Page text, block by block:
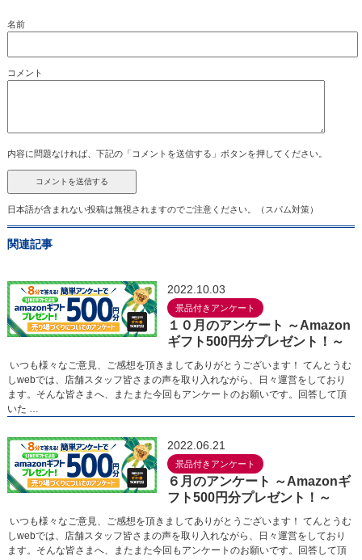
名前
コメント
内容に問題なければ、下記の「コメントを送信する」ボタンを押してください。
日本語が含まれない投稿は無視されますのでご注意ください。（スパム対策）
関連記事
2022.10.03
景品付きアンケート
１０月のアンケート ～Amazon
ギフト500円分プレゼント！～
いつも様々なご意見、ご感想を頂きましてありがとうございます！ てんとうむ
しwebでは、店舗スタッフ皆さまの声を取り入れながら、日々運営をしており
ます。そんな皆さまへ、またまた今回もアンケートのお願いです。回答して頂
いた …
2022.06.21
景品付きアンケート
６月のアンケート ～Amazonギ
フト500円分プレゼント！～
いつも様々なご意見、ご感想を頂きましてありがとうございます！ てんとうむ
しwebでは、店舗スタッフ皆さまの声を取り入れながら、日々運営をしており
ます。そんな皆さまへ、またまた今回もアンケートのお願いです。回答して頂